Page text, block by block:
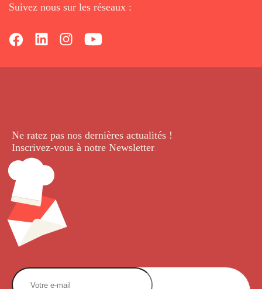
Suivez nous sur les réseaux :
Ne ratez pas nos dernières actualités !
Inscrivez-vous à notre Newsletter.